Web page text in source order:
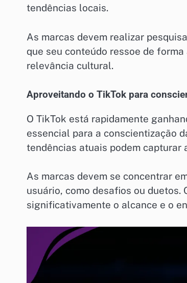
tendências locais.
As marcas devem realizar
que seu conteúdo ressoe de
relevância cultural.
Aproveitando o TikTok para
O TikTok está rapidamente
essencial para a conscientização
tendências atuais podem capturar
As marcas devem se concentrar
usuário, como desafios ou
significativamente o alcance e o